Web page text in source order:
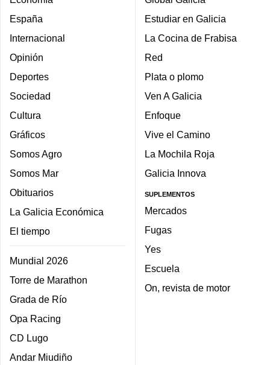
España
Internacional
Opinión
Deportes
Sociedad
Cultura
Gráficos
Somos Agro
Somos Mar
Obituarios
La Galicia Económica
El tiempo
Mundial 2026
Torre de Marathon
Grada de Río
Opa Racing
CD Lugo
Andar Miudiño
Estudiar en Galicia
La Cocina de Frabisa
Red
Plata o plomo
Ven A Galicia
Enfoque
Vive el Camino
La Mochila Roja
Galicia Innova
SUPLEMENTOS
Mercados
Fugas
Yes
Escuela
On, revista de motor